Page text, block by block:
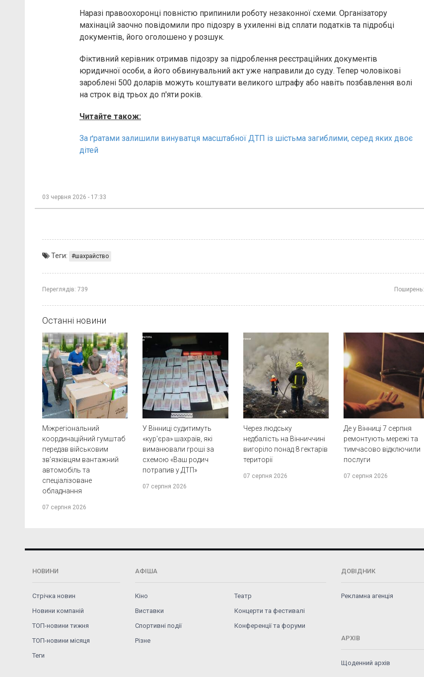
Наразі правоохоронці повністю припинили роботу незаконної схеми. Організатору
махінацій заочно повідомили про підозру в ухиленні від сплати податків та підробці
документів, його оголошено у розшук.
Фіктивний керівник отримав підозру за підроблення реєстраційних документів
юридичної особи, а його обвинувальний акт уже направили до суду. Тепер чоловікові
зароблені 500 доларів можуть коштувати великого штрафу або навіть позбавлення волі
на строк від трьох до п'яти років.
Читайте також:
За ґратами залишили винуватця масштабної ДТП із шістьма загиблими, серед яких двоє
дітей
03 червня 2026 - 17:33
Теги: шахрайство
Переглядів: 739 Поширень:
Останні новини
Міжрегіональний
координаційний гумштаб
передав військовим
зв’язківцям вантажний
автомобіль та
спеціалізоване
обладнання
07 серпня 2026
У Вінниці судитимуть
«кур'єра» шахраїв, які
виманювали гроші за
схемою «Ваш родич
потрапив у ДТП»
07 серпня 2026
Через людську
недбалість на Вінниччині
вигоріло понад 8 гектарів
території
07 серпня 2026
Де у Вінниці 7 серпня
ремонтують мережі та
тимчасово відключили
послуги
07 серпня 2026
НОВИНИ
Стрічка новин
Новини компаній
ТОП-новини тижня
ТОП-новини місяця
Теги
АФІША
Кіно
Театр
Виставки
Концерти та фестивалі
Спортивні події
Конференції та форуми
Різне
ДОВІДНИК
Рекламна агенція
АРХІВ
Щоденний архів